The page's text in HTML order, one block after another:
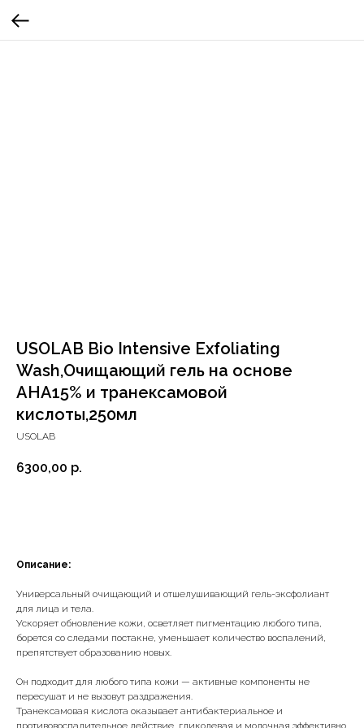
USOLAB Bio Intensive Exfoliating
Wash,Очищающий гель на основе
АНА15% и транексамовой
кислоты,250мл
USOLAB
6300,00 р.
Описание:
Универсальный очищающий и отшелушивающий гель-эксфолиант
для лица и тела.
Ускоряет обновление кожи, осветляет пигментацию любого типа,
борется со следами постакне, уменьшает количество воспалений,
препятствует образованию новых.
Он подходит для любого типа кожи — активные компоненты не
пересушат и не вызовут раздражения.
Транексамовая кислота оказывает антибактериальное и